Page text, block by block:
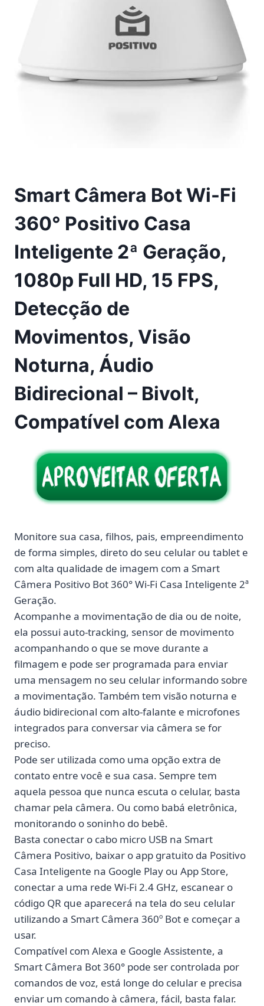
Smart Câmera Bot Wi-Fi
360° Positivo Casa
Inteligente 2ª Geração,
1080p Full HD, 15 FPS,
Detecção de
Movimentos, Visão
Noturna, Áudio
Bidirecional – Bivolt,
Compatível com Alexa
Monitore sua casa, filhos, pais, empreendimento
de forma simples, direto do seu celular ou tablet e
com alta qualidade de imagem com a Smart
Câmera Positivo Bot 360° Wi-Fi Casa Inteligente 2ª
Geração.
Acompanhe a movimentação de dia ou de noite,
ela possui auto-tracking, sensor de movimento
acompanhando o que se move durante a
filmagem e pode ser programada para enviar
uma mensagem no seu celular informando sobre
a movimentação. Também tem visão noturna e
áudio bidirecional com alto-falante e microfones
integrados para conversar via câmera se for
preciso.
Pode ser utilizada como uma opção extra de
contato entre você e sua casa. Sempre tem
aquela pessoa que nunca escuta o celular, basta
chamar pela câmera. Ou como babá eletrônica,
monitorando o soninho do bebê.
Basta conectar o cabo micro USB na Smart
Câmera Positivo, baixar o app gratuito da Positivo
Casa Inteligente na Google Play ou App Store,
conectar a uma rede Wi-Fi 2.4 GHz, escanear o
código QR que aparecerá na tela do seu celular
utilizando a Smart Câmera 360º Bot e começar a
usar.
Compatível com Alexa e Google Assistente, a
Smart Câmera Bot 360° pode ser controlada por
comandos de voz, está longe do celular e precisa
enviar um comando à câmera, fácil, basta falar.